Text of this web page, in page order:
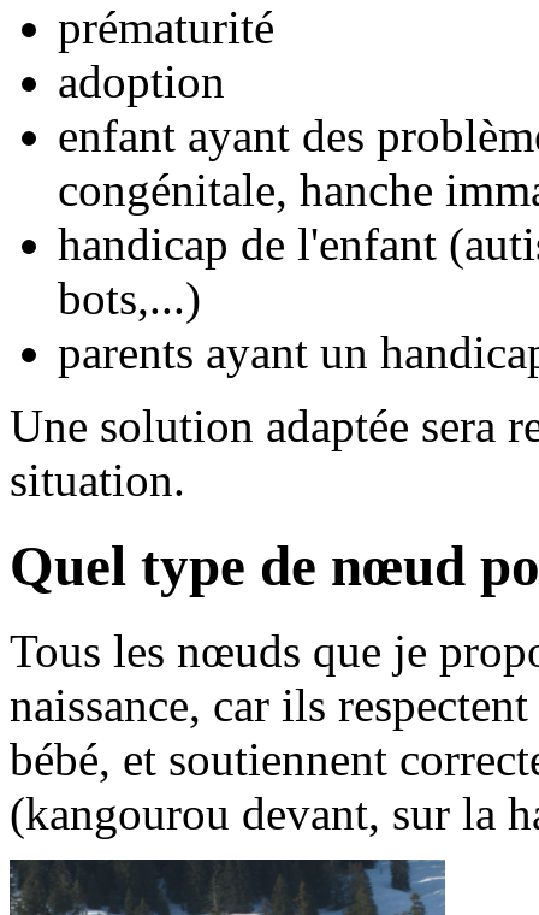
prématurité
adoption
enfant ayant des
congénitale, hanche
handicap de l'enfant
bots,...)
parents ayant un
Une solution adaptée sera
situation.
Quel type de nœud
Tous les nœuds que je
naissance, car ils
bébé, et soutiennent
(kangourou devant, sur la